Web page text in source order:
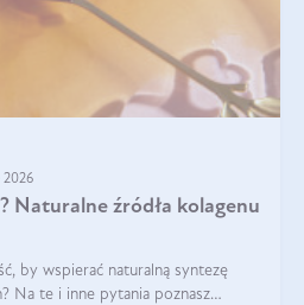
2026
Naturalne źródła kolagenu
by wspierać naturalną syntezę
Na te i inne pytania poznasz